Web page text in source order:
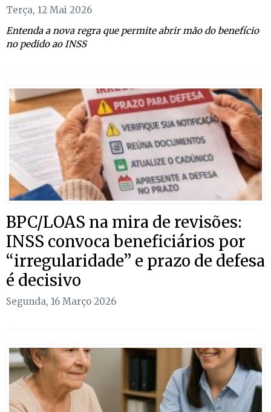
Terça, 12 Mai 2026
Entenda a nova regra que permite abrir mão do benefício
no pedido ao INSS
BPC/LOAS na mira de revisões:
INSS convoca beneficiários por
“irregularidade” e prazo de defesa
é decisivo
Segunda, 16 Março 2026